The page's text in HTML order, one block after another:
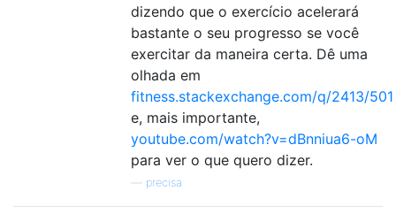
dizendo que o exercício acelerará
bastante o seu progresso se você
exercitar da maneira certa. Dê uma
olhada em
fitness.stackexchange.com/q/2413/501
e, mais importante,
youtube.com/watch?v=dBnniua6-oM
para ver o que quero dizer.
precisa